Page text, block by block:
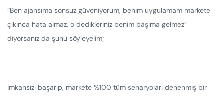
“Ben ajansıma sonsuz güveniyorum, benim uygulamam markete
çıkınca hata almaz, o dedikleriniz benim başıma gelmez”
diyorsanız da şunu söyleyelim;
İmkansızı başarıp, markete %100 tüm senaryoları denenmiş bir